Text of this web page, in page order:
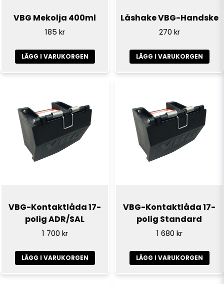
Skicka fråga
VBG Mekolja 400ml
185 kr
LÄGG I VARUKORGEN
Låshake VBG-Handske
270 kr
LÄGG I VARUKORGEN
VBG-Kontaktlåda 17-
polig ADR/SAL
1 700 kr
LÄGG I VARUKORGEN
VBG-Kontaktlåda 17-
polig Standard
1 680 kr
LÄGG I VARUKORGEN